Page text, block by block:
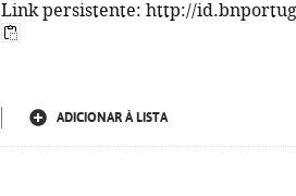
Link persistente: http://
ADICIONAR À LISTA